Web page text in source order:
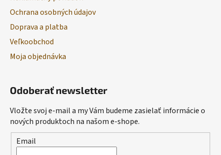
Ochrana osobných údajov
Doprava a platba
Veľkoobchod
Moja objednávka
Odoberať newsletter
Vložte svoj e-mail a my Vám budeme zasielať informácie o
nových produktoch na našom e-shope.
Email